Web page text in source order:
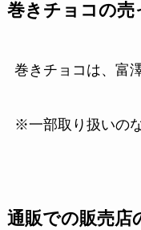
巻きチョコの売
巻きチョコは、富
※一部取り扱いの
通販での販売店